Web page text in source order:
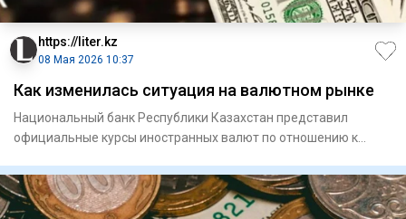
https://liter.kz
08 Мая 2026 10:37
Как изменилась ситуация на валютном рынке
Национальный банк Республики Казахстан представил
официальные курсы иностранных валют по отношению к